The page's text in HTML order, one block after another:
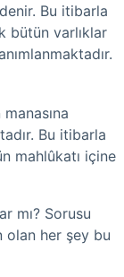
Bu itibarla
bütün varlıklar
Bu itibarla
mahlûkatı içine
mı? Sorusu
olan her şey bu